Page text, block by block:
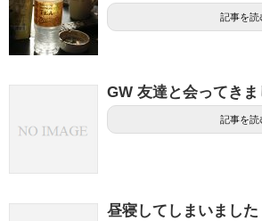
記事を読
GW 友達と会ってきま
記事を読
昼寝してしまいました